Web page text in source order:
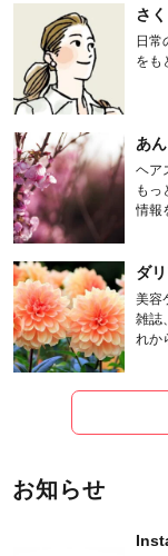
さ
日常
をも
あん
ヘア
もっ
情報
ダ
美容
雑誌
れか
お知らせ